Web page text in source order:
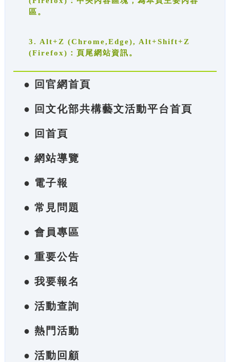
區。
3. Alt+Z (Chrome,Edge), Alt+Shift+Z
(Firefox)：頁尾網站資訊。
● 回官網首頁
● 回文化部共構藝文活動平台首頁
● 回首頁
● 網站導覽
● 電子報
● 常見問題
● 會員專區
● 重要公告
● 我要報名
● 活動查詢
● 熱門活動
● 活動回顧